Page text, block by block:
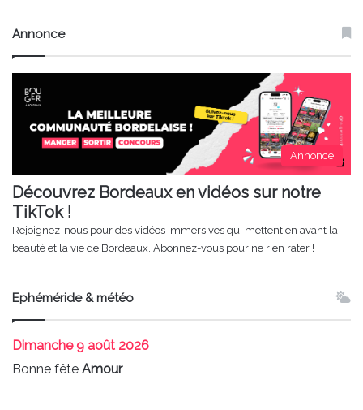
Annonce
Annonce
Découvrez Bordeaux en vidéos sur notre
TikTok !
Rejoignez-nous pour des vidéos immersives qui mettent en avant la
beauté et la vie de Bordeaux. Abonnez-vous pour ne rien rater !
Ephéméride & météo
Dimanche9 août 2026
Bonne fête Amour